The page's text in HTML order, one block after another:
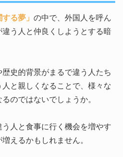
る夢」 の中で、外国人を呼ん
う人と仲良くしようとする暗
史的背景がまるで違う人たち
と親しくなることで、様々な
のではないでしょうか。
人と食事に行く機会を増やす
えるかもしれません。